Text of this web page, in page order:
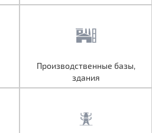
Производственные базы,
Производственные базы,
здания